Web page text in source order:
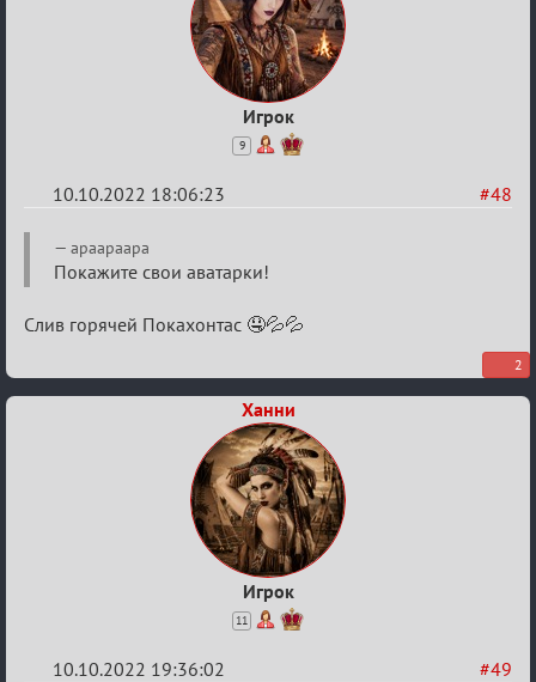
Игрок
9
#48
10.10.2022 18:06:23
Re:
Обсуждение
за
скальпами
apaapaapa
Покажите свои аватарки!
Слив горячей Покахонтас 🤤💦💦
2
Ханни
Игрок
11
#49
10.10.2022 19:36:02